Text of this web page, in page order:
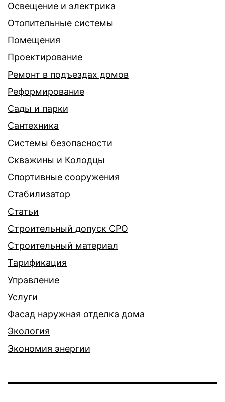
Освещение и электрика
Отопительные системы
Помещения
Проектирование
Ремонт в подъездах домов
Реформирование
Сады и парки
Сантехника
Системы безопасности
Скважины и Колодцы
Спортивные сооружения
Стабилизатор
Статьи
Строительный допуск СРО
Строительный материал
Тарификация
Управление
Услуги
Фасад наружная отделка дома
Экология
Экономия энергии